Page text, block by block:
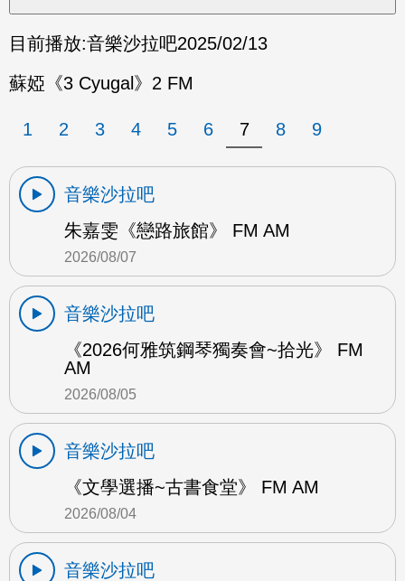
目前播放:音樂沙拉吧2025/02/13
蘇婭《3 Cyugal》2 FM
1 2 3 4 5 6 7 8 9
音樂沙拉吧
朱嘉雯《戀路旅館》 FM AM
2026/08/07
音樂沙拉吧
《2026何雅筑鋼琴獨奏會~拾光》 FM
AM
2026/08/05
音樂沙拉吧
《文學選播~古書食堂》 FM AM
2026/08/04
音樂沙拉吧